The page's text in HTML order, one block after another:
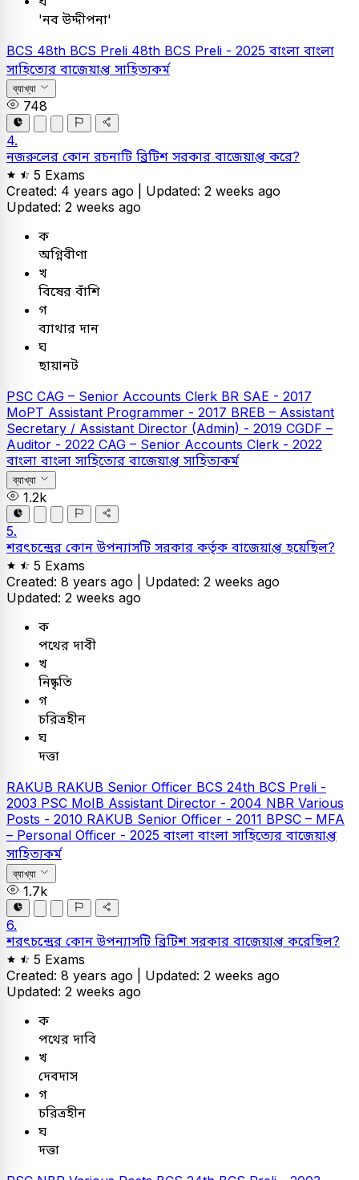
'নব উদ্দীপনা'
BCS 48th BCS Preli 48th BCS Preli - 2025 বাংলা বাংলা
সাহিত্যের বাজেয়াপ্ত সাহিত্যকর্ম
ব্যাখ্যা
748
4.
নজরুলের কোন রচনাটি ব্রিটিশ সরকার বাজেয়াপ্ত করে?
5 Exams
Created: 4 years ago | Updated: 2 weeks ago
Updated: 2 weeks ago
ক
অগ্নিবীণা
খ
বিষের বাঁশি
গ
ব্যাথার দান
ঘ
ছায়ানট
PSC CAG – Senior Accounts Clerk BR SAE - 2017
MoPT Assistant Programmer - 2017 BREB – Assistant
Secretary / Assistant Director (Admin) - 2019 CGDF –
Auditor - 2022 CAG – Senior Accounts Clerk - 2022
বাংলা বাংলা সাহিত্যের বাজেয়াপ্ত সাহিত্যকর্ম
ব্যাখ্যা
1.2k
5.
শরৎচন্দ্রের কোন উপন্যাসটি সরকার কর্তৃক বাজেয়াপ্ত হয়েছিল?
5 Exams
Created: 8 years ago | Updated: 2 weeks ago
Updated: 2 weeks ago
ক
পথের দাবী
খ
নিষ্কৃতি
গ
চরিত্রহীন
ঘ
দত্তা
RAKUB RAKUB Senior Officer BCS 24th BCS Preli -
2003 PSC MoIB Assistant Director - 2004 NBR Various
Posts - 2010 RAKUB Senior Officer - 2011 BPSC – MFA
– Personal Officer - 2025 বাংলা বাংলা সাহিত্যের বাজেয়াপ্ত
সাহিত্যকর্ম
ব্যাখ্যা
1.7k
6.
শরৎচন্দ্রের কোন উপন্যাসটি ব্রিটিশ সরকার বাজেয়াপ্ত করেছিল?
5 Exams
Created: 8 years ago | Updated: 2 weeks ago
Updated: 2 weeks ago
ক
পথের দাবি
খ
দেবদাস
গ
চরিত্রহীন
ঘ
দত্তা